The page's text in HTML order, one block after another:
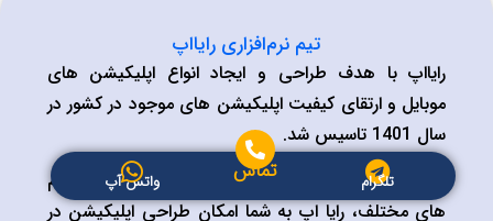
تلگرام تماس واتس آپ
تیم نرم‌افزاری رایااپ
رایااپ با هدف طراحی و ایجاد انواع اپلیکیشن های
موبایل و ارتقای کیفیت اپلیکیشن های موجود در کشور در
سال 1401 تاسیس شد.
علاوه بر ایجاد ارتباط به موقع و هماهنگی موثر بین تیم
های مختلف، رایا اپ به شما امکان طراحی اپلیکیشن در